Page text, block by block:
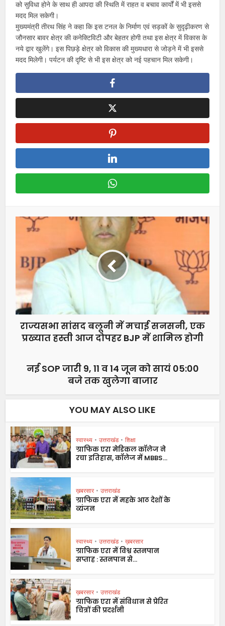
को सुविधा होने के साथ ही आपदा की स्थिति में राहत व बचाव कार्यों में भी इससे
मदद मिल सकेगी।
मुख्यमंत्री तीरथ सिंह ने कहा कि इस टनल के निर्माण एवं सड़कों के सुदृढ़ीकरण से
जौनसार बावर क्षेत्र की कनेक्टिविटी और बेहतर होगी तथा इस क्षेत्र में विकास के
नये द्वार खुलेंगे। इस पिछड़े क्षेत्र को विकास की मुख्यधारा से जोड़ने में भी इससे
मदद मिलेगी। पर्यटन की दृष्टि से भी इस क्षेत्र को नई पहचान मिल सकेगी।
राज्यसभा सांसद बलूनी में मचाई सनसनी, एक
प्रख्यात हस्ती आज दोपहर BJP में शामिल होगी
नई SOP जारी 9, 11 व 14 जून को सायं 05:00
बजे तक खुलेगा बाजार
YOU MAY ALSO LIKE
स्वास्थ्य • उत्तराखंड • शिक्षा
ग्राफिक एरा मेडिकल कॉलेज ने
रचा इतिहास, कॉलेज में MBBS...
ख़बरसार • उत्तराखंड
ग्राफिक एरा में महके आठ देशों के
व्यंजन
स्वास्थ्य • उत्तराखंड • ख़बरसार
ग्राफिक एरा में विश्व स्तनपान
सप्ताह : स्तनपान से...
ख़बरसार • उत्तराखंड
ग्राफिक एरा में संविधान से प्रेरित
चित्रों की प्रदर्शनी